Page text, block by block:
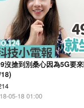
沒搶到別桑心因為5G要
05-18 01:00